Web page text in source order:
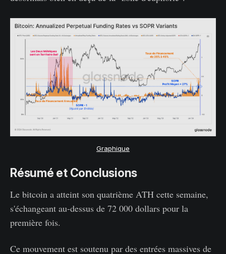
Graphique
Résumé et Conclusions
Le bitcoin a atteint son quatrième ATH cette semaine,
s'échangeant au-dessus de 72 000 dollars pour la
première fois.
Ce mouvement est soutenu par des entrées massives de